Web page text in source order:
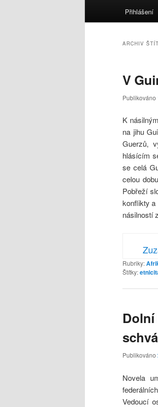
Přihlášení
ARCHIV
V
Publikováno
K
na jihu
Guerzů,
hlásícím
se celá
celou
Pobřeží
konflikty a
násilností
Rubriky:
Štítky:
Publikováno
Novela
Vedoucí